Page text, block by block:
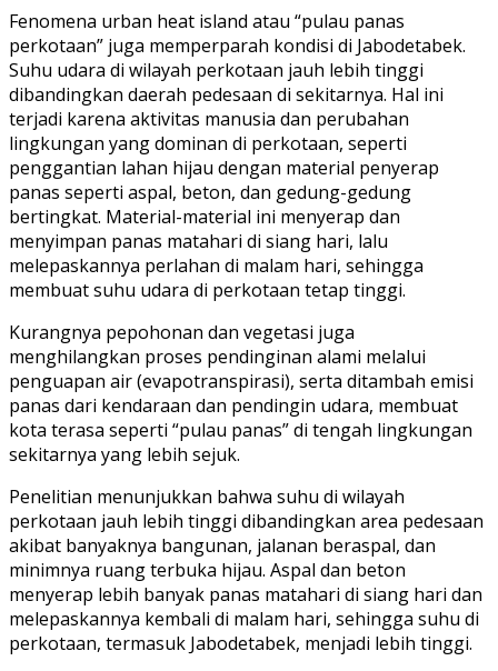
Fenomena urban heat island atau “pulau panas
perkotaan” juga memperparah kondisi di Jabodetabek.
Suhu udara di wilayah perkotaan jauh lebih tinggi
dibandingkan daerah pedesaan di sekitarnya. Hal ini
terjadi karena aktivitas manusia dan perubahan
lingkungan yang dominan di perkotaan, seperti
penggantian lahan hijau dengan material penyerap
panas seperti aspal, beton, dan gedung-gedung
bertingkat. Material-material ini menyerap dan
menyimpan panas matahari di siang hari, lalu
melepaskannya perlahan di malam hari, sehingga
membuat suhu udara di perkotaan tetap tinggi.
Kurangnya pepohonan dan vegetasi juga
menghilangkan proses pendinginan alami melalui
penguapan air (evapotranspirasi), serta ditambah emisi
panas dari kendaraan dan pendingin udara, membuat
kota terasa seperti “pulau panas” di tengah lingkungan
sekitarnya yang lebih sejuk.
Penelitian menunjukkan bahwa suhu di wilayah
perkotaan jauh lebih tinggi dibandingkan area pedesaan
akibat banyaknya bangunan, jalanan beraspal, dan
minimnya ruang terbuka hijau. Aspal dan beton
menyerap lebih banyak panas matahari di siang hari dan
melepaskannya kembali di malam hari, sehingga suhu di
perkotaan, termasuk Jabodetabek, menjadi lebih tinggi.